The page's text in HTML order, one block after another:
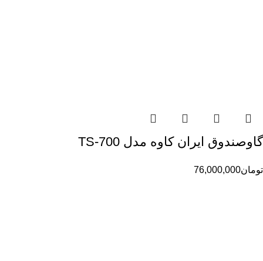
گاوصندوق ایران کاوه مدل TS-700
تومان76,000,000